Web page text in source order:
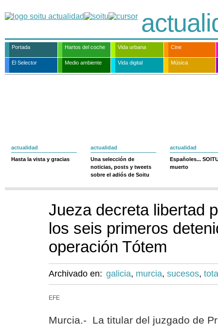
Portada Hartos del coche Vida urbana Cine
El Selector Medio ambiente Vida digital Música
actualidad
Hasta la vista y gracias
actualidad
Una selección de
noticias, posts y tweets
sobre el adiós de Soitu
actualidad
Españoles...
muerto
Jueza decreta libertad
los seis primeros
operación Tótem
Archivado en: galicia, murcia, sucesos,
EFE
Murcia.- La titular del juzgado de